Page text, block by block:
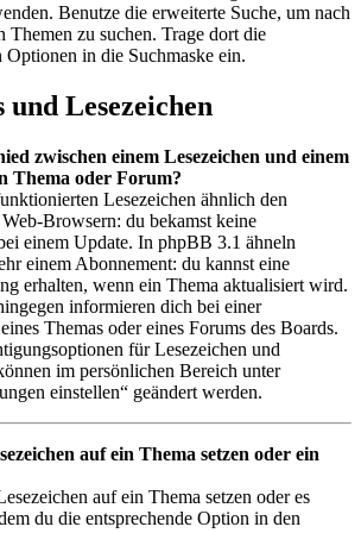
Benutze die erweiterte Suche, um nach
Themen zu suchen. Trage dort die
Optionen in die Suchmaske ein.
und Lesezeichen
zwischen einem Lesezeichen und einem
Thema oder Forum?
Lesezeichen ähnlich den
Browsern: du bekamst keine
einem Update. In phpBB 3.1 ähneln
einem Abonnement: du kannst eine
erhalten, wenn ein Thema aktualisiert wird.
informieren dich bei einer
Themas oder eines Forums des Boards.
für Lesezeichen und
im persönlichen Bereich unter
einstellen“ geändert werden.
auf ein Thema setzen oder ein
auf ein Thema setzen oder es
du die entsprechende Option in den